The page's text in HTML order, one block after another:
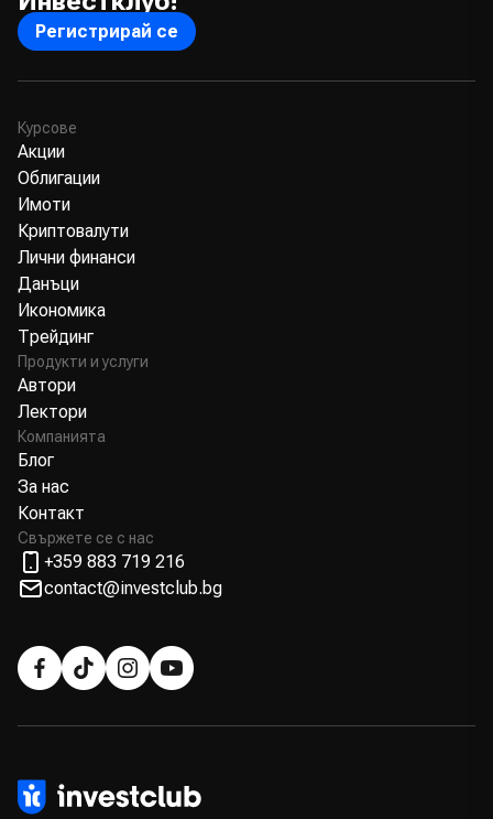
Регистрирай се
Курсове
Акции
Облигации
Имоти
Криптовалути
Лични финанси
Данъци
Икономика
Трейдинг
Продукти и услуги
Автори
Лектори
Компанията
Блог
За нас
Контакт
Свържете се с нас
+359 883 719 216
contact@investclub.bg